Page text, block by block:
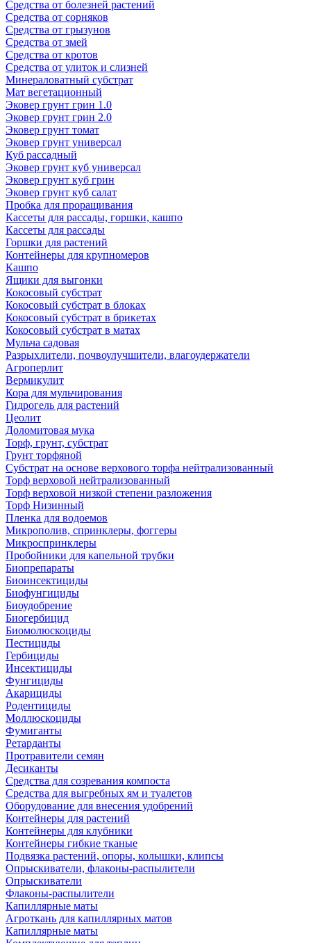
Средства от болезней растений
Средства от сорняков
Средства от грызунов
Средства от змей
Средства от кротов
Средства от улиток и слизней
Минераловатный субстрат
Мат вегетационный
Эковер грунт грин 1.0
Эковер грунт грин 2.0
Эковер грунт томат
Эковер грунт универсал
Куб рассадный
Эковер грунт куб универсал
Эковер грунт куб грин
Эковер грунт куб салат
Пробка для проращивания
Кассеты для рассады, горшки, кашпо
Кассеты для рассады
Горшки для растений
Контейнеры для крупномеров
Кашпо
Ящики для выгонки
Кокосовый субстрат
Кокосовый субстрат в блоках
Кокосовый субстрат в брикетах
Кокосовый субстрат в матах
Мульча садовая
Разрыхлители, почвоулучшители, влагоудержатели
Агроперлит
Вермикулит
Кора для мульчирования
Гидрогель для растений
Цеолит
Доломитовая мука
Торф, грунт, субстрат
Грунт торфяной
Субстрат на основе верхового торфа нейтрализованный
Торф верховой нейтрализованный
Торф верховой низкой степени разложения
Торф Низинный
Пленка для водоемов
Микрополив, спринклеры, фоггеры
Микроспринклеры
Пробойники для капельной трубки
Биопрепараты
Биоинсектициды
Биофунгициды
Биоудобрение
Биогербицид
Биомолюскоциды
Пестициды
Гербициды
Инсектициды
Фунгициды
Акарициды
Родентициды
Моллюскоциды
Фумиганты
Ретарданты
Протравители семян
Десиканты
Средства для созревания компоста
Средства для выгребных ям и туалетов
Оборудование для внесения удобрений
Контейнеры для растений
Контейнеры для клубники
Контейнеры гибкие тканые
Подвязка растений, опоры, колышки, клипсы
Опрыскиватели, флаконы-распылители
Опрыскиватели
Флаконы-распылители
Капиллярные маты
Агроткань для капиллярных матов
Капиллярные маты